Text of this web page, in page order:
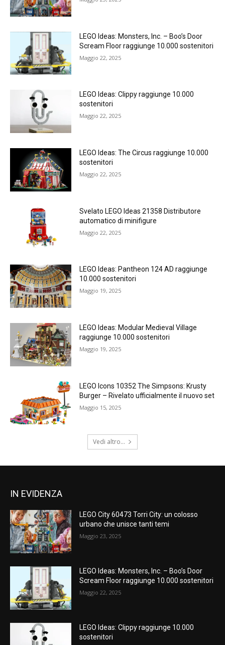
LEGO Ideas: Monsters, Inc. – Boo’s Door
Scream Floor raggiunge 10.000 sostenitori
Maggio 22, 2025
LEGO Ideas: Clippy raggiunge 10.000
sostenitori
Maggio 22, 2025
LEGO Ideas: The Circus raggiunge 10.000
sostenitori
Maggio 22, 2025
Svelato LEGO Ideas 21358 Distributore
automatico di minifigure
Maggio 22, 2025
LEGO Ideas: Pantheon 124 AD raggiunge
10.000 sostenitori
Maggio 19, 2025
LEGO Ideas: Modular Medieval Village
raggiunge 10.000 sostenitori
Maggio 19, 2025
LEGO Icons 10352 The Simpsons: Krusty
Burger – Rivelato ufficialmente il nuovo set
Maggio 15, 2025
Vedi altro...
IN EVIDENZA
LEGO City 60473 Torri City: un colosso
urbano che unisce tanti temi
Maggio 23, 2025
LEGO Ideas: Monsters, Inc. – Boo’s Door
Scream Floor raggiunge 10.000 sostenitori
Maggio 22, 2025
LEGO Ideas: Clippy raggiunge 10.000
sostenitori